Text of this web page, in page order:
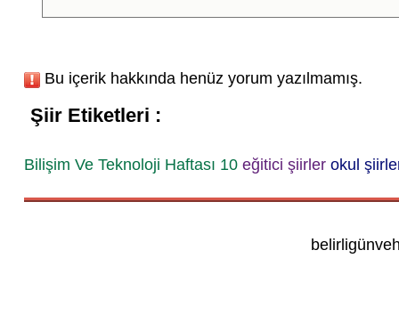
Bu içerik hakkında henüz yorum yazılmamış.
Şiir Etiketleri :
Bilişim Ve Teknoloji Haftası 10 eğitici şiirler okul